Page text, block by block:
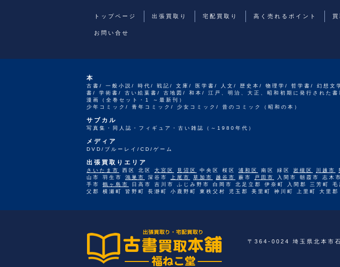
トップページ 出張買取り 宅配買取り 高く売れるポイント
お問い合せ
本
古書/ 一般小説/ 時代/ 戦記/ 文庫/ 医学書/ 人文/ 歴史本/ 物理学/ 哲学書/ 幻想
書/ 学術書/ 古い絵葉書/ 古地図/ 和本/ 江戸、明治、大正、昭和初期に発行された
漫画（全巻セット・1 ～最新刊）
少年コミック/ 青年コミック/ 少女コミック/ 昔のコミック（昭和の本）
サブカル
写真集・同人誌・フィギュア・古い雑誌（～1980年代）
メディア
DVD/ブルーレイ/CD/ゲーム
出張買取りエリア
さいたま市 西区 北区 大宮区 見沼区 中央区 桜区 浦和区 南区 緑区 岩槻区 川越市
山市 羽生市 鴻巣市 深谷市 上尾市 草加市 越谷市 蕨市 戸田市 入間市 朝霞市 志木
手市 鶴ヶ島市
日高市 吉川市 ふじみ野市 白岡市 北足立郡 伊奈町 入間郡 三芳町
父郡 横瀬町 皆野町 長瀞町 小鹿野町 東秩父村 児玉郡 美里町 神川町 上里町 大里
〒364-0024 埼玉県北本市